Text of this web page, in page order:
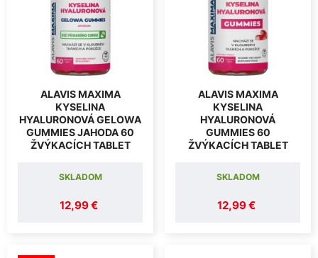
ALAVIS MAXIMA
KYSELINA
HYALURONOVÁ GELOWA
GUMMIES JAHODA 60
ŽVÝKACÍCH TABLET
12,99 €
SKLADOM
ALAVIS MAXIMA
KYSELINA
HYALURONOVÁ
GUMMIES 60
ŽVÝKACÍCH TABLET
12,99 €
SKLADOM